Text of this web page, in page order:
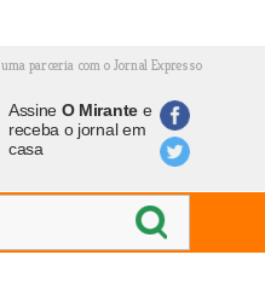
uma parceria com o Jornal Expresso
Assine O Mirantee
receba o jornal em
casa